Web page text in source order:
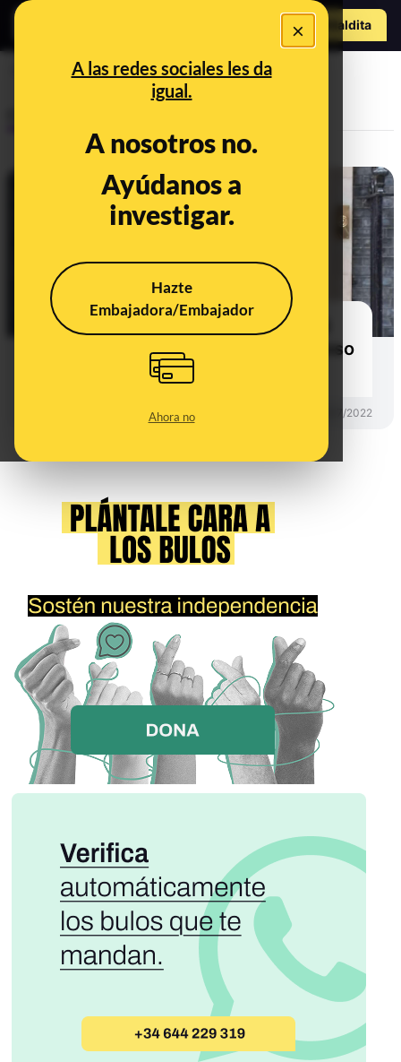
×
A las redes sociales les da
igual.
A nosotros no.
Ayúdanos a
investigar.
Hazte
Embajadora/Embajador
Ahora no
Hazte Maldita
Reino Unido
La dimisión de Boris Johnson: del
‘Partygate’ a un escándalo de acoso
sexual en el partido
07/07/2022